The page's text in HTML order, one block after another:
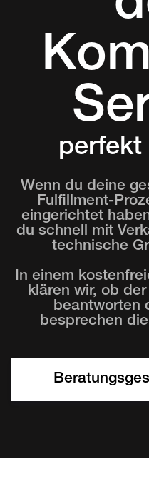
perfekt
Wenn du deine
Fulfillment-
eingerichtet
du schnell mit
technische
In einem
klären wir, ob
beantworten
besprechen